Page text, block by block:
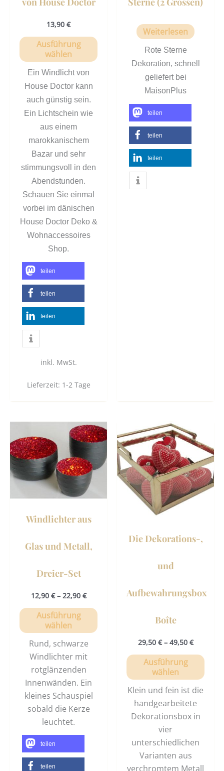
13,90 €
Ausführung
wählen
Produktseite
Ein Windlicht von
House Doctor kann
auch günstig sein.
Ein Lichtschein wie
aus einem
marokkanischem
Bazar und sehr
stimmungsvoll in den
Abendstunden.
Schauen Sie einmal
vorbei im dänischen
House Doctor Deko &
Wohnaccessoires
Shop.
teilen
teilen
teilen
inkl. MwSt.
Lieferzeit: 1-2 Tage
Weiterlesen
Rote Sterne
Dekoration, schnell
geliefert bei
MaisonPlus
teilen
teilen
teilen
Windlichter aus
Glas und Metall,
Dreier-Set
12,90 €– 22,90 €
Ausführung
wählen
Dieses
Produkt
weist
mehrere
Varianten
Rund, schwarze
Windlichter mit
rotglänzenden
Innenwänden. Ein
kleines Schauspiel
sobald die Kerze
leuchtet.
teilen
teilen
Die Dekorations-,
und
Aufbewahrungsbox
Boîte
29,50 €– 49,50 €
Ausführung
wählen
weist
auf.
Klein und fein ist die
handgearbeitete
Dekorationsbox in
vier
unterschiedlichen
Varianten aus
verchromtem Metall